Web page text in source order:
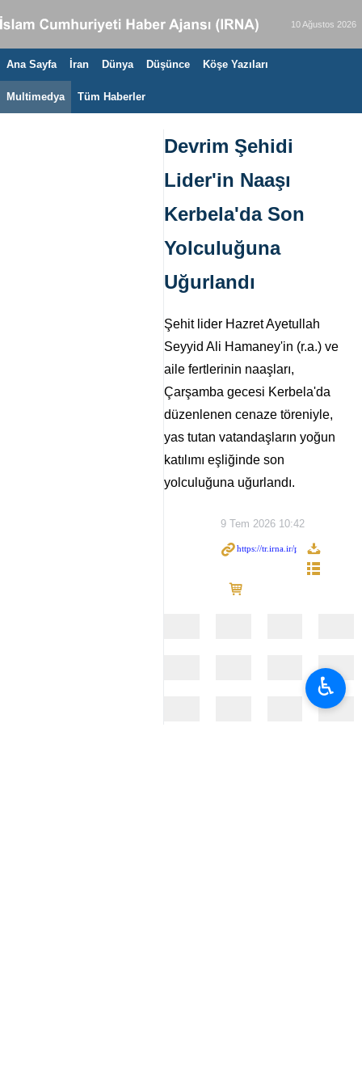
10 Ağustos 2026
Ana Sayfa İran Dünya Düşünce Köşe Yazıları
Multimedya Tüm Haberler
Devrim Şehidi
Lider'in Naaşı
Kerbela'da Son
Yolculuğuna
Uğurlandı
Şehit lider Hazret Ayetullah
Seyyid Ali Hamaney'in (r.a.) ve
aile fertlerinin naaşları,
Çarşamba gecesi Kerbela'da
düzenlenen cenaze töreniyle,
yas tutan vatandaşların yoğun
katılımı eşliğinde son
yolculuğuna uğurlandı.
9 Tem 2026 10:42
♿︎